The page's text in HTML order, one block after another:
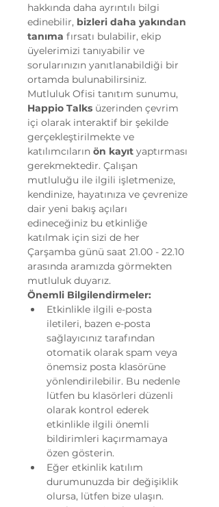
hakkında daha ayrıntılı bilgi
edinebilir, bizleri daha yakından
tanıma fırsatı bulabilir, ekip
üyelerimizi tanıyabilir ve
sorularınızın yanıtlanabildiği bir
ortamda bulunabilirsiniz.
Mutluluk Ofisi tanıtım sunumu,
Happio Talks üzerinden çevrim
içi olarak interaktif bir şekilde
gerçekleştirilmekte ve
katılımcıların ön kayıt yaptırması
gerekmektedir. Çalışan
mutluluğu ile ilgili işletmenize,
kendinize, hayatınıza ve çevrenize
dair yeni bakış açıları
edineceğiniz bu etkinliğe
katılmak için sizi de her
Çarşamba günü saat 21.00 - 22.10
arasında aramızda görmekten
mutluluk duyarız.
Önemli Bilgilendirmeler:
Etkinlikle ilgili e-posta
iletileri, bazen e-posta
sağlayıcınız tarafından
otomatik olarak spam veya
önemsiz posta klasörüne
yönlendirilebilir. Bu nedenle
lütfen bu klasörleri düzenli
olarak kontrol ederek
etkinlikle ilgili önemli
bildirimleri kaçırmamaya
özen gösterin.
Eğer etkinlik katılım
durumunuzda bir değişiklik
olursa, lütfen bize ulaşın.